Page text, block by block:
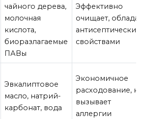
чайного дерева,
молочная
кислота,
биоразлагаемые
ПАВы
Эффективно
очищает,
свойствами
Эвкалиптовое
масло, натрий-
карбонат, вода
Экономичное
расходование, не
вызывает
аллергии